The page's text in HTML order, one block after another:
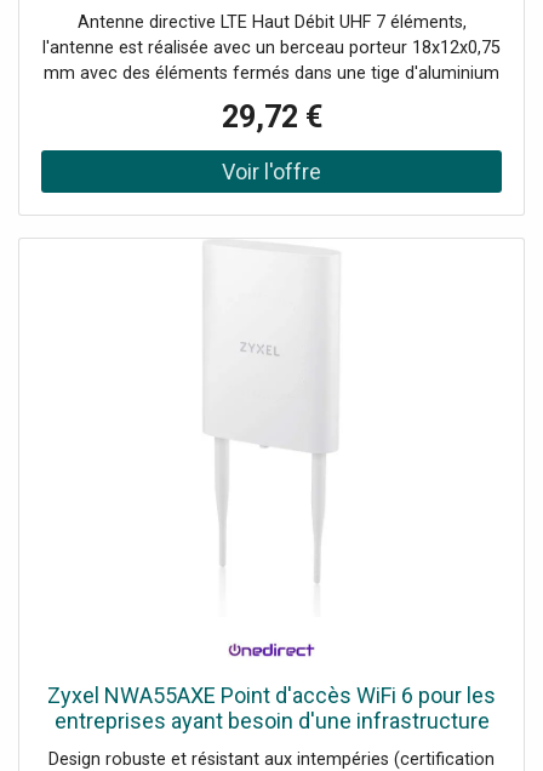
Antenne directive LTE Haut Débit UHF 7 éléments,
l'antenne est réalisée avec un berceau porteur 18x12x0,75
mm avec des éléments fermés dans une tige d'aluminium
avec le connecteur F et le capuchon de protection du
connecteur.
29,72 €
Zyxel NWA55AXE Point d'accès WiFi 6 pour les
entreprises ayant besoin d'une infrastructure
réseau fiable et facile à gérer en extérieur.
Design robuste et résistant aux intempéries (certification